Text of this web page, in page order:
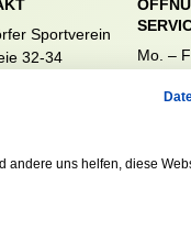
Sportverein
32-34
Mo. –
Sa. &
uns helfen, diese